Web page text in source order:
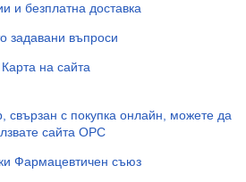
и безплатна доставка
задавани въпроси
Карта на сайта
свързан с покупка онлайн, можете да
сайта ОРС
Фармацевтичен съюз